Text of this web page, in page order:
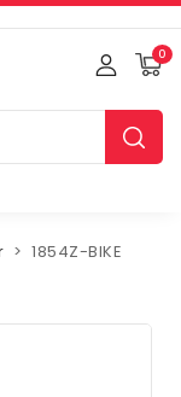
0
1854Z-BIKE